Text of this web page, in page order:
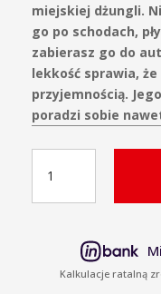
miejskiej dżungli.
go po schodach,
zabierasz go do
lekkość sprawia,
przyjemnością.
poradzi sobie
Hulajnoga
elektryczna
Kalkulacje ratalną